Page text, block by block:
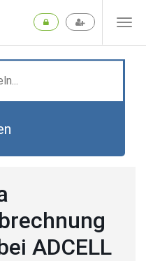
ADCELL